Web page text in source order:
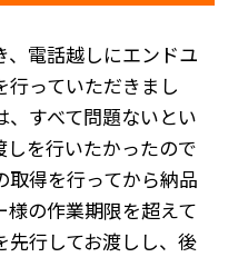
電話越しにエンドユ
っていただきまし
すべて問題ないとい
しを行いたかったので
取得を行ってから納品
の作業期限を超えて
先行してお渡しし、後